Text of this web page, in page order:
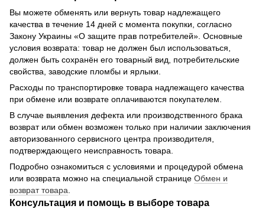
Вы можете обменять или вернуть товар надлежащего
качества в течение 14 дней с момента покупки, согласно
Закону Украины «О защите прав потребителей». Основные
условия возврата: товар не должен был использоваться,
должен быть сохранён его товарный вид, потребительские
свойства, заводские пломбы и ярлыки.
Расходы по транспортировке товара надлежащего качества
при обмене или возврате оплачиваются покупателем.
В случае выявления дефекта или производственного брака
возврат или обмен возможен только при наличии заключения
авторизованного сервисного центра производителя,
подтверждающего неисправность товара.
Подробно ознакомиться с условиями и процедурой обмена
или возврата можно на специальной странице Обмен и
возврат товара.
Консультация и помощь в выборе товара